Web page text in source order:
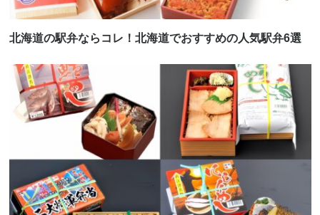
北海道の駅弁ならコレ！北海道でおすすめの人気駅弁6選